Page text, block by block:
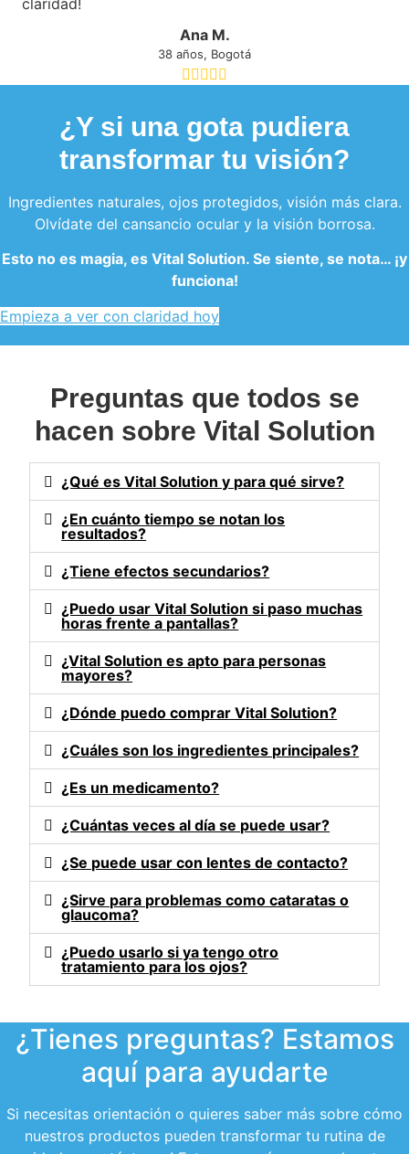
claridad!
Ana M.
38 años, Bogotá
¿Y si una gota pudiera
transformar tu visión?
Ingredientes naturales, ojos protegidos, visión más clara.
Olvídate del cansancio ocular y la visión borrosa.
Esto no es magia, es Vital Solution. Se siente, se nota… ¡y
funciona!
Empieza a ver con claridad hoy
Preguntas que todos se
hacen sobre Vital Solution
¿Qué es Vital Solution y para qué sirve?
¿En cuánto tiempo se notan los
resultados?
¿Tiene efectos secundarios?
¿Puedo usar Vital Solution si paso muchas
horas frente a pantallas?
¿Vital Solution es apto para personas
mayores?
¿Dónde puedo comprar Vital Solution?
¿Cuáles son los ingredientes principales?
¿Es un medicamento?
¿Cuántas veces al día se puede usar?
¿Se puede usar con lentes de contacto?
¿Sirve para problemas como cataratas o
glaucoma?
¿Puedo usarlo si ya tengo otro
tratamiento para los ojos?
¿Tienes preguntas? Estamos
aquí para ayudarte
Si necesitas orientación o quieres saber más sobre cómo
nuestros productos pueden transformar tu rutina de